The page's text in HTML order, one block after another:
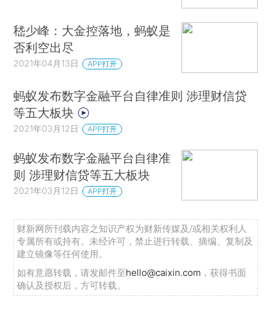
嵇少峰：大金控落地，蚂蚁是
否利空出尽
2021年04月13日 APP打开
蚂蚁发布数字金融平台自律准则 涉理财信贷
等五大板块
2021年03月12日 APP打开
蚂蚁发布数字金融平台自律准
则 涉理财信贷等五大板块
2021年03月12日 APP打开
财新网所刊载内容之知识产权为财新传媒及/或相关权利人
专属所有或持有。未经许可，禁止进行转载、摘编、复制及
建立镜像等任何使用。
如有意愿转载，请发邮件至hello@caixin.com ，获得书面
确认及授权后，方可转载。